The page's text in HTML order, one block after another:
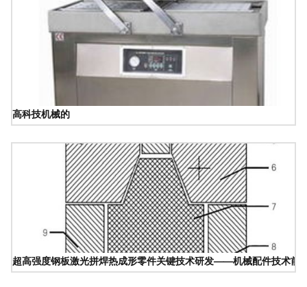
高科技机械的
超高强度钢板激光拼焊热成形零件关键技术研发——机械配件技术前